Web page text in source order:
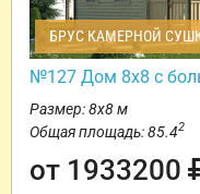
БРУС КАМЕРНОЙ
№127 Дом 8х8 с
Размер: 8х8 м
Общая площадь: 85.42
от 1933200